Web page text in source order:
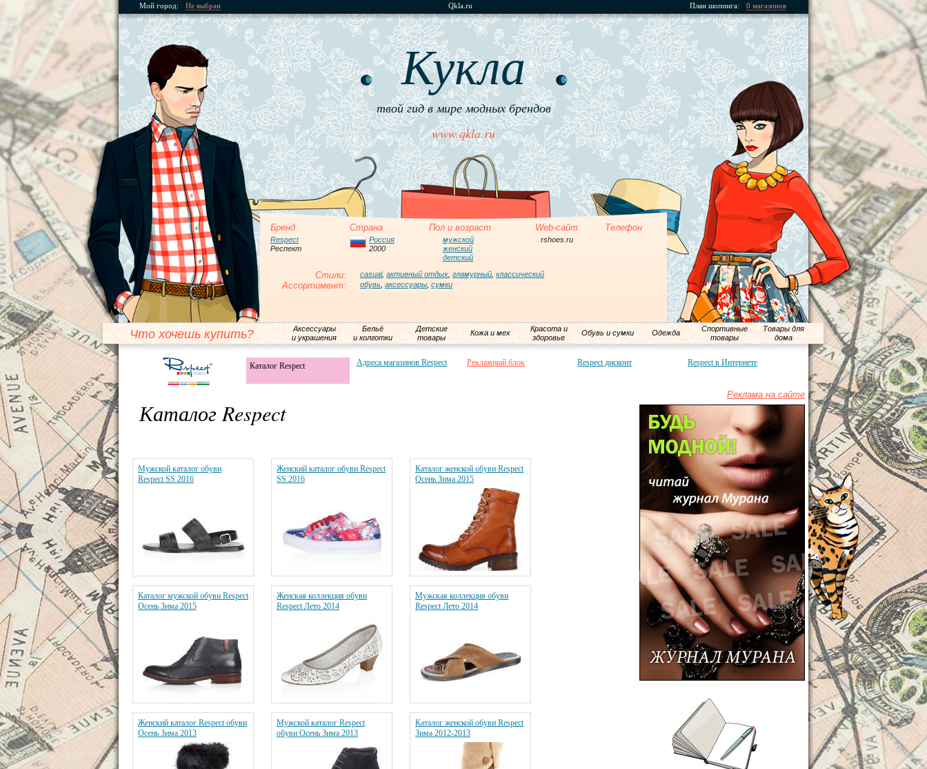
Мой город: Не выбран Qkla.ru План шопинга: 0 магазинов
Кукла
твой гид в мире модных брендов
www.qkla.ru
Бренд Страна Пол и возраст Web-сайт Телефон
Respect
Респект
Россия
2000
мужской
женский
детский
rshoes.ru
Стили: casual, активный отдых гламурный классический
Ассортимент: обувь аксессуары сумки
Что хочешь купить?
Аксессуары
и украшения
Бельё
и колготки
Детские
товары
Кожа и мех
Красота и
здоровье
Обувь и сумки Одежда
Спортивные
товары
Товары для
дома
Каталог Respect Адреса магазинов Respect Рекламный блок Respect дисконт Respect в Интернете
Каталог Respect
Мужской каталог обуви
Respect SS 2016
Женский каталог обуви Respect
SS 2016
Каталог женской обуви Respect
Осень Зима 2015
Каталог мужской обуви Respect
Осень Зима 2015
Женская коллекция обуви
Respect Лето 2014
Мужская коллекция обуви
Respect Лето 2014
Женский каталог Respect обуви
Осень Зима 2013
Мужской каталог Respect
обуви Осень Зима 2013
Каталог женской обуви Respect
Зима 2012-2013
Реклама на сайте